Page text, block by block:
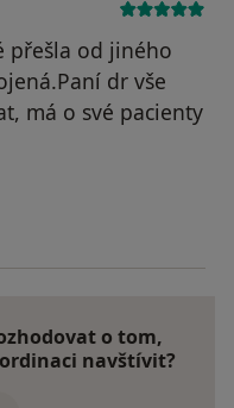
přešla od jiného
dr vše
má o své pacienty
Pacient
o tom,
navštívit?